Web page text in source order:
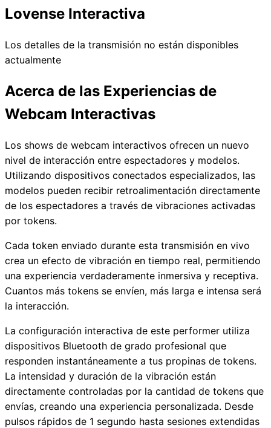
Lovense Interactiva
Los detalles de la transmisión no están disponibles
actualmente
Acerca de las Experiencias de
Webcam Interactivas
Los shows de webcam interactivos ofrecen un nuevo
nivel de interacción entre espectadores y modelos.
Utilizando dispositivos conectados especializados, las
modelos pueden recibir retroalimentación directamente
de los espectadores a través de vibraciones activadas
por tokens.
Cada token enviado durante esta transmisión en vivo
crea un efecto de vibración en tiempo real, permitiendo
una experiencia verdaderamente inmersiva y receptiva.
Cuantos más tokens se envíen, más larga e intensa será
la interacción.
La configuración interactiva de este performer utiliza
dispositivos Bluetooth de grado profesional que
responden instantáneamente a tus propinas de tokens.
La intensidad y duración de la vibración están
directamente controladas por la cantidad de tokens que
envías, creando una experiencia personalizada. Desde
pulsos rápidos de 1 segundo hasta sesiones extendidas